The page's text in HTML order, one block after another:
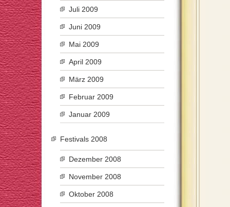
Juli 2009
Juni 2009
Mai 2009
April 2009
März 2009
Februar 2009
Januar 2009
Festivals 2008
Dezember 2008
November 2008
Oktober 2008